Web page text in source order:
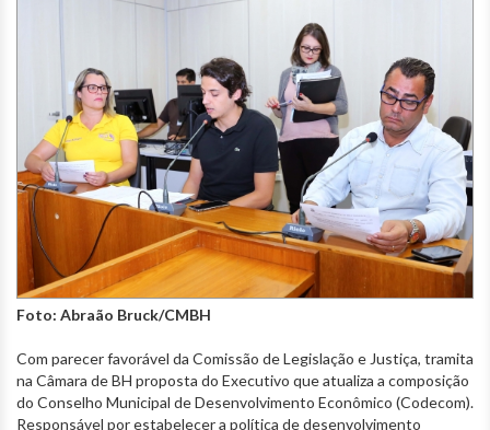
Foto: Abraão Bruck/CMBH
Com parecer favorável da Comissão de Legislação e Justiça, tramita
na Câmara de BH proposta do Executivo que atualiza a composição
do Conselho Municipal de Desenvolvimento Econômico (Codecom).
Responsável por estabelecer a política de desenvolvimento